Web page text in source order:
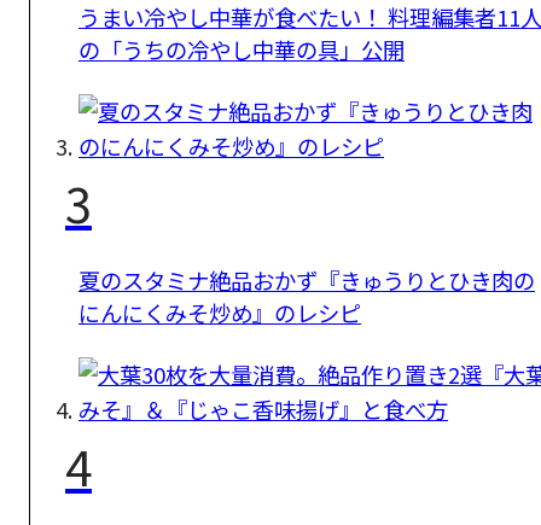
うまい冷やし中華が食べたい！ 料理編集者11人
の「うちの冷やし中華の具」公開
3
夏のスタミナ絶品おかず『きゅうりとひき肉の
にんにくみそ炒め』のレシピ
4